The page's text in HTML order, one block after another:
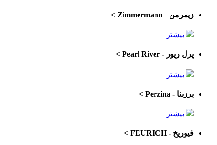
زیمرمن - Zimmermann >
بیشتر
پرل ریور - Pearl River >
بیشتر
پرزینا - Perzina >
بیشتر
فیوریخ - FEURICH >